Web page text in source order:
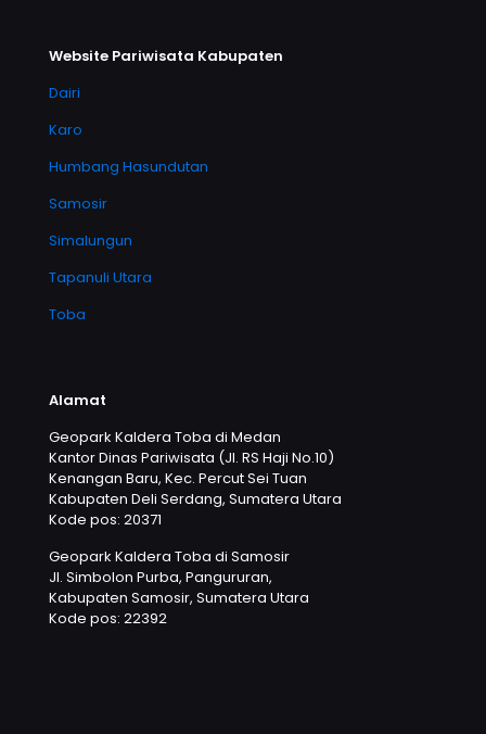
Website Pariwisata Kabupaten
Dairi
Karo
Humbang Hasundutan
Samosir
Simalungun
Tapanuli Utara
Toba
Alamat
Geopark Kaldera Toba di Medan
Kantor Dinas Pariwisata (Jl. RS Haji No.10)
Kenangan Baru, Kec. Percut Sei Tuan
Kabupaten Deli Serdang, Sumatera Utara
Kode pos: 20371
Geopark Kaldera Toba di Samosir
Jl. Simbolon Purba, Pangururan,
Kabupaten Samosir, Sumatera Utara
Kode pos: 22392